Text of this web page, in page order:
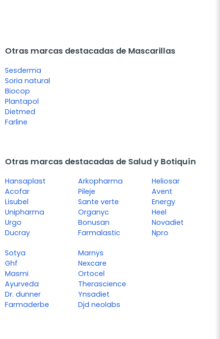
Otras marcas destacadas de Mascarillas
Sesderma
Soria natural
Biocop
Plantapol
Dietmed
Farline
Otras marcas destacadas de Salud y Botiquín
Hansaplast
Acofar
Lisubel
Unipharma
Urgo
Ducray
Arkopharma
Pileje
Sante verte
Organyc
Bonusan
Farmalastic
Heliosar
Avent
Energy
Heel
Novadiet
Npro
Sotya
Ghf
Masmi
Ayurveda
Dr. dunner
Farmaderbe
Marnys
Nexcare
Ortocel
Therascience
Ynsadiet
Djd neolabs